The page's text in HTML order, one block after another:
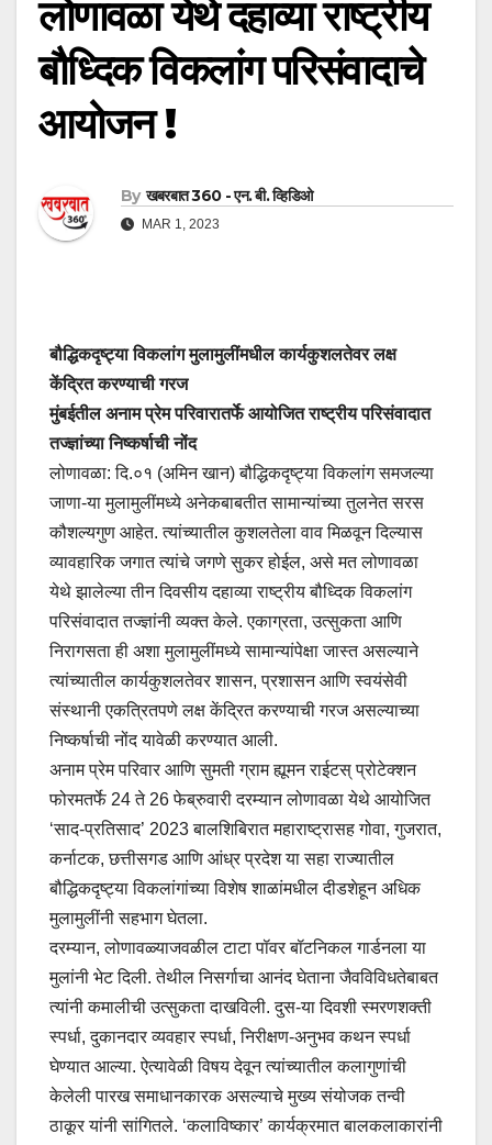
लोणावळा येथे दहाव्या राष्ट्रीय
बौध्दिक विकलांग परिसंवादाचे
आयोजन !
By खबरबात 360 - एन. बी. व्हिडिओ
MAR 1, 2023
बौद्धिकदृष्ट्या विकलांग मुलामुलींमधील कार्यकुशलतेवर लक्ष
केंद्रित करण्याची गरज
मुंबईतील अनाम प्रेम परिवारातर्फे आयोजित राष्ट्रीय परिसंवादात
तज्ज्ञांच्या निष्कर्षाची नोंद
लोणावळा: दि.०१ (अमिन खान) बौद्धिकदृष्ट्या विकलांग समजल्या
जाणा-या मुलामुलींमध्ये अनेकबाबतीत सामान्यांच्या तुलनेत सरस
कौशल्यगुण आहेत. त्यांच्यातील कुशलतेला वाव मिळवून दिल्यास
व्यावहारिक जगात त्यांचे जगणे सुकर होईल, असे मत लोणावळा
येथे झालेल्या तीन दिवसीय दहाव्या राष्ट्रीय बौध्दिक विकलांग
परिसंवादात तज्ज्ञांनी व्यक्त केले. एकाग्रता, उत्सुकता आणि
निरागसता ही अशा मुलामुलींमध्ये सामान्यांपेक्षा जास्त असल्याने
त्यांच्यातील कार्यकुशलतेवर शासन, प्रशासन आणि स्वयंसेवी
संस्थानी एकत्रितपणे लक्ष केंद्रित करण्याची गरज असल्याच्या
निष्कर्षाची नोंद यावेळी करण्यात आली.
अनाम प्रेम परिवार आणि सुमती ग्राम ह्यूमन राईटस् प्रोटेक्शन
फोरमतर्फे 24 ते 26 फेब्रुवारी दरम्यान लोणावळा येथे आयोजित
‘साद-प्रतिसाद’ 2023 बालशिबिरात महाराष्ट्रासह गोवा, गुजरात,
कर्नाटक, छत्तीसगड आणि आंध्र प्रदेश या सहा राज्यातील
बौद्धिकदृष्ट्या विकलांगांच्या विशेष शाळांमधील दीडशेहून अधिक
मुलामुलींनी सहभाग घेतला.
दरम्यान, लोणावळ्याजवळील टाटा पॉवर बॉटनिकल गार्डनला या
मुलांनी भेट दिली. तेथील निसर्गाचा आनंद घेताना जैवविविधतेबाबत
त्यांनी कमालीची उत्सुकता दाखविली. दुस-या दिवशी स्मरणशक्ती
स्पर्धा, दुकानदार व्यवहार स्पर्धा, निरीक्षण-अनुभव कथन स्पर्धा
घेण्यात आल्या. ऐत्यावेळी विषय देवून त्यांच्यातील कलागुणांची
केलेली पारख समाधानकारक असल्याचे मुख्य संयोजक तन्वी
ठाकूर यांनी सांगितले. ‘कलाविष्कार’ कार्यक्रमात बालकलाकारांनी